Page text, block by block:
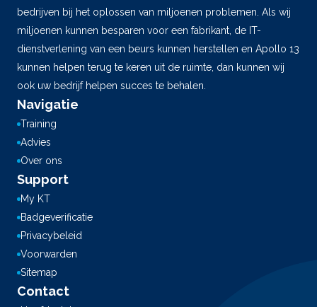
bedrijven bij het oplossen van miljoenen problemen. Als wij
miljoenen kunnen besparen voor een fabrikant, de IT-
dienstverlening van een beurs kunnen herstellen en Apollo 13
kunnen helpen terug te keren uit de ruimte, dan kunnen wij
ook uw bedrijf helpen succes te behalen.
Navigatie
Training
Advies
Over ons
Support
My KT
Badgeverificatie
Privacybeleid
Voorwarden
Sitemap
Contact